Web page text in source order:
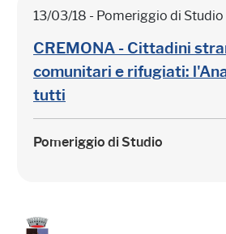
13/03/18 - Pomeriggio di Studio
CREMONA - Cittadini
comunitari e rifugiati:
tutti
Pomeriggio di Studio